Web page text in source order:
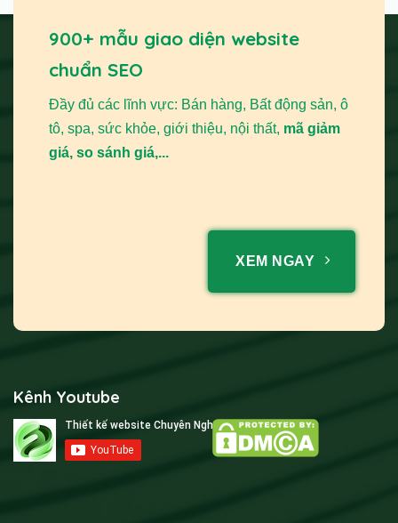
900+ mẫu giao diện website
chuẩn SEO
Đầy đủ các lĩnh vực: Bán hàng, Bất động sản, ô
tô, spa, sức khỏe, giới thiệu, nội thất, mã giảm
giá, so sánh giá,...
XEM NGAY
Kênh Youtube